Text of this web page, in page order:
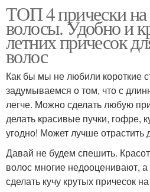
ТОП 4 прически на
волосы. Удобно и
летних причесок
волос
Как бы мы не любили короткие
задумываемся о том, что с
легче. Можно сделать любую
делать красивые пучки, гофре,
угодно! Может лучше
Давай не будем спешить.
волос многие недооценивают,
сделать кучу крутых причесок